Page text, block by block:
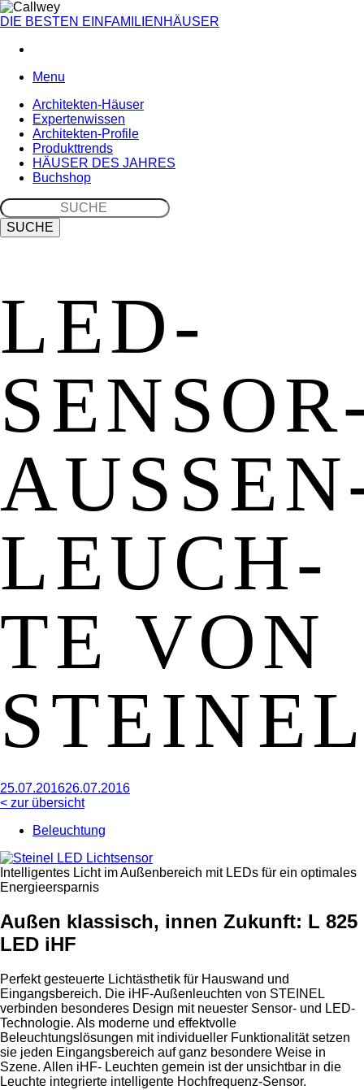
DIE BESTEN EINFAMILIENHÄUSER
Menu
Architekten-Häuser
Expertenwissen
Architekten-Profile
Produkttrends
HÄUSER DES JAHRES
Buchshop
Bücher-
und
zeitschriften
LED-
EUCH­T
E VON S
TEINEL
25.07.201626.07.2016
< zur übersicht
Beleuchtung
In­tel­l­i­g­en­tes Licht im Außen­be­reich mit LEDs für ein op­ti­ma­les
En­er­gie­er­spar­n­is
Außen klassisch, innen Zukunft: L 825
LED iHF
Perfekt gesteuerte Lichtästhetik für Hauswand und
Eingangsbereich. Die iHF-Außenleuchten von STEINEL
verbinden besonderes Design mit neuester Sensor- und LED-
Technologie. Als moderne und effektvolle
Beleuchtungslösungen mit individueller Funktionalität setzen
sie jeden Eingangsbereich auf ganz besondere Weise in
Szene. Allen iHF- Leuchten gemein ist der unsichtbar in die
Leuchte integrierte intelligente Hochfrequenz-Sensor.